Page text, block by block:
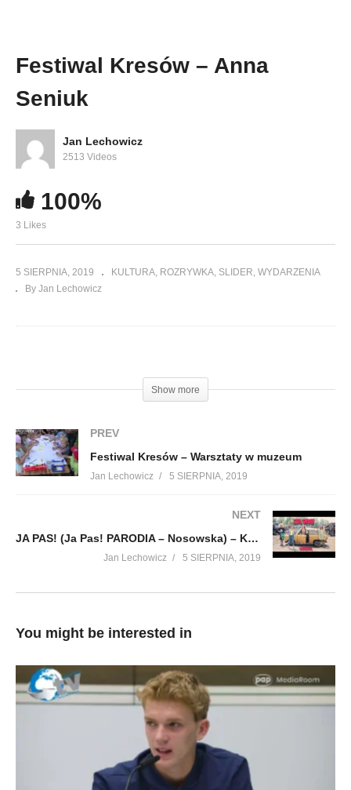
Festiwal Kresów – Anna
Seniuk
Jan Lechowicz
2513 Videos
100%
3 Likes
5 SIERPNIA, 2019 KULTURA ROZRYWKA SLIDER WYDARZENIA
By Jan Lechowicz
Show more
PREV
Festiwal Kresów – Warsztaty w muzeum
Jan Lechowicz 5 SIERPNIA, 2019
NEXT
JA PAS! (Ja Pas! PARODIA – Nosowska) – Kabaret A JAK!
Jan Lechowicz 5 SIERPNIA, 2019
You might be interested in